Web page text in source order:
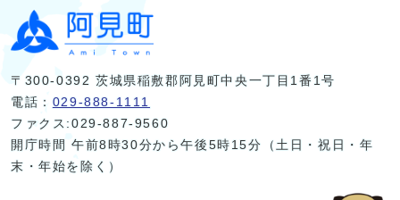
〒300-0392 茨城県稲敷郡阿見町中央一丁目1番1号
電話： 029-888-1111
ファクス:029-887-9560
開庁時間 午前8時30分から午後5時15分（土日・祝日・年
末・年始を除く）